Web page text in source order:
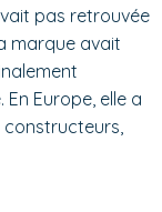
pas retrouvée
marque avait
Europe, elle a